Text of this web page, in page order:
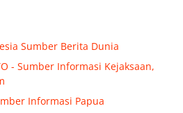
Sumber Berita Dunia
- Sumber Informasi Kejaksaan,
Informasi Papua